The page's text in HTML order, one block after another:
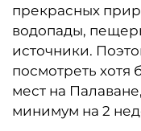
прекрасных
водопады,
источники.
посмотреть хотя
мест на
минимум на 2